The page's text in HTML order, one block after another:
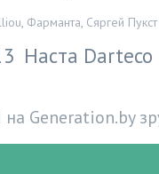
, Фарманта, Сяргей Пукст
Наста Darteco
на Generation.by